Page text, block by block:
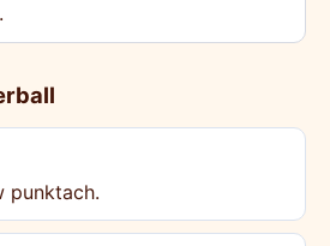
punktach.